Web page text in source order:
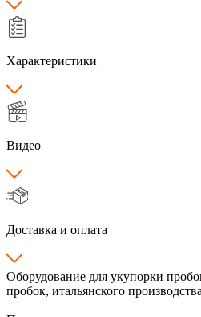
Характеристики
Видео
Доставка и оплата
Оборудование для укупорки
пробок, итальянского